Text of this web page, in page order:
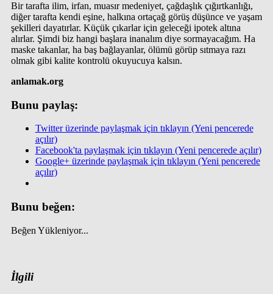
Bir tarafta ilim, irfan, muasır medeniyet, çağdaşlık çığırtkanlığı,
diğer tarafta kendi eşine, halkına ortaçağ görüş düşünce ve yaşam
şekilleri dayatırlar. Küçük çıkarlar için geleceği ipotek altına
alırlar. Şimdi biz hangi başlara inanalım diye sormayacağım. Ha
maske takanlar, ha baş bağlayanlar, ölümü görüp sıtmaya razı
olmak gibi kalite kontrolü okuyucuya kalsın.
anlamak.org
Bunu paylaş:
Twitter üzerinde paylaşmak için tıklayın (Yeni pencerede
açılır)
Facebook'ta paylaşmak için tıklayın (Yeni pencerede açılır)
Google+ üzerinde paylaşmak için tıklayın (Yeni pencerede
açılır)
Bunu beğen:
Beğen Yükleniyor...
İlgili